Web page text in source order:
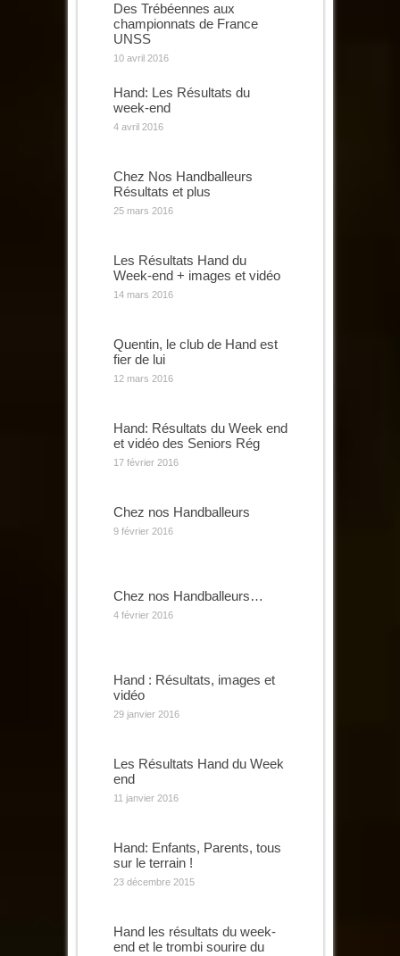
Des Trébéennes aux
championnats de France
UNSS
10 avril 2016
Hand: Les Résultats du
week-end
4 avril 2016
Chez Nos Handballeurs
Résultats et plus
25 mars 2016
Les Résultats Hand du
Week-end + images et vidéo
14 mars 2016
Quentin, le club de Hand est
fier de lui
12 mars 2016
Hand: Résultats du Week end
et vidéo des Seniors Rég
17 février 2016
Chez nos Handballeurs
9 février 2016
Chez nos Handballeurs…
4 février 2016
Hand : Résultats, images et
vidéo
29 janvier 2016
Les Résultats Hand du Week
end
11 janvier 2016
Hand: Enfants, Parents, tous
sur le terrain !
23 décembre 2015
Hand les résultats du week-
end et le trombi sourire du